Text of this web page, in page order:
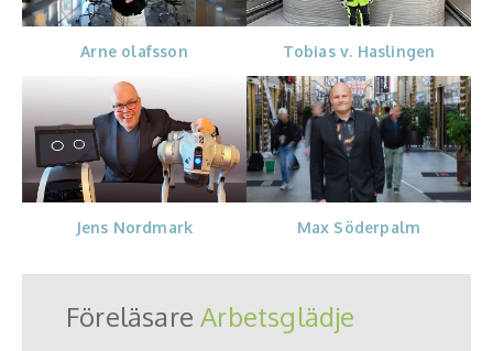
Arne olafsson Tobias v. Haslingen
Jens Nordmark Max Söderpalm
FöreläsareArbetsglädje